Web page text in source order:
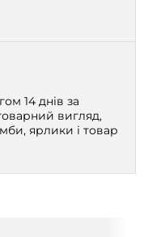
14 днів за
вигляд,
ярлики і товар